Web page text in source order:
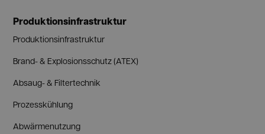
Produktionsinfrastruktur
Produktionsinfrastruktur
Brand- & Explosionsschutz (ATEX)
Absaug- & Filtertechnik
Prozesskühlung
Abwärmenutzung